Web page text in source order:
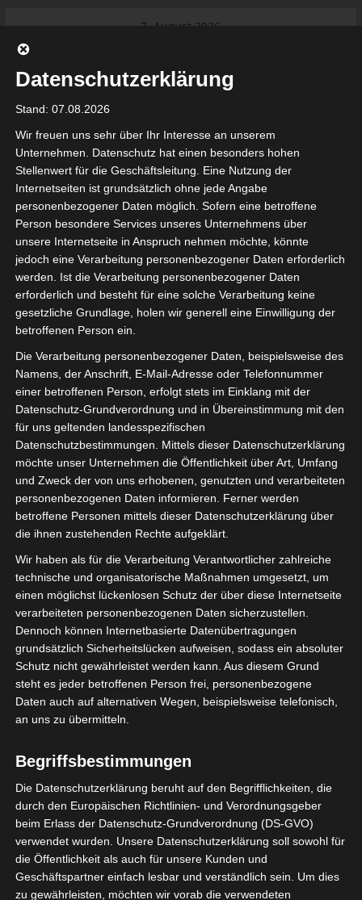
7. August 2026
beginnt am 22. und 23. August
2026 (Update)
Meisterschaft an
Ligue 1 Pro: Spielplan der ersten 15
Spieltage der Saison 2026/2027
Ligue 2 Pro Tunesien 2026/2027 –
Saison beginnt am am 19./20.
September 2026
Internationaler Sportgerichtshof
lehnt Eilverfahren ab – AS Soliman
steuert auf die Ligue 2 zu
tunesienfussball.de
Tunesien Ligafußball
von Google Adsense (Google Ireland Limited, Gordon House, Barrow
Ireland) benötigen wir laut DSGVO Ihre Zustimmung. Es werden seitens
Daten erhoben, verarbeitet und gespeichert. Welche Daten genau
bitte den Datenschutzbedingungen.
Google Adsenseist deaktiviert. ✓ Erlauben Datenschutzbedingungen
Sie befinden sich hier:Startseite»Stade Africain de
Menzel Bourguiba (SAMB) – Astre sportif d’Agareb
22 Feb. 2026-13:00
Meisterschaft Tunesien 2025/2026 - Ligue 2
- Ligue 2 - Gruppe A| Spieltag 18
Halbzeit: 1-0
Stade Africain de
Menzel Bourguiba
(SAMB) 1
Astre sportif
d'Agareb (ASA) 1
ENDERGEBNIS
Stade Azaeiz Jaballah Menzel Bourguiba,
Datenschutzerklärung
Stand: 07.08.2026
Wir freuen uns sehr über Ihr Interesse an unserem
Unternehmen. Datenschutz hat einen besonders hohen
Stellenwert für die Geschäftsleitung. Eine Nutzung der
Internetseiten ist grundsätzlich ohne jede Angabe
personenbezogener Daten möglich. Sofern eine betroffene
Person besondere Services unseres Unternehmens über
unsere Internetseite in Anspruch nehmen möchte, könnte
jedoch eine Verarbeitung personenbezogener Daten erforderlich
werden. Ist die Verarbeitung personenbezogener Daten
erforderlich und besteht für eine solche Verarbeitung keine
gesetzliche Grundlage, holen wir generell eine Einwilligung der
betroffenen Person ein.
Die Verarbeitung personenbezogener Daten, beispielsweise des
Namens, der Anschrift, E-Mail-Adresse oder Telefonnummer
einer betroffenen Person, erfolgt stets im Einklang mit der
Datenschutz-Grundverordnung und in Übereinstimmung mit den
für uns geltenden landesspezifischen
Datenschutzbestimmungen. Mittels dieser Datenschutzerklärung
möchte unser Unternehmen die Öffentlichkeit über Art, Umfang
und Zweck der von uns erhobenen, genutzten und verarbeiteten
personenbezogenen Daten informieren. Ferner werden
betroffene Personen mittels dieser Datenschutzerklärung über
die ihnen zustehenden Rechte aufgeklärt.
Wir haben als für die Verarbeitung Verantwortlicher zahlreiche
technische und organisatorische Maßnahmen umgesetzt, um
einen möglichst lückenlosen Schutz der über diese Internetseite
verarbeiteten personenbezogenen Daten sicherzustellen.
Dennoch können Internetbasierte Datenübertragungen
grundsätzlich Sicherheitslücken aufweisen, sodass ein absoluter
Schutz nicht gewährleistet werden kann. Aus diesem Grund
steht es jeder betroffenen Person frei, personenbezogene
Daten auch auf alternativen Wegen, beispielsweise telefonisch,
an uns zu übermitteln.
Begriffsbestimmungen
Die Datenschutzerklärung beruht auf den Begrifflichkeiten, die
durch den Europäischen Richtlinien- und Verordnungsgeber
beim Erlass der Datenschutz-Grundverordnung (DS-GVO)
verwendet wurden. Unsere Datenschutzerklärung soll sowohl für
die Öffentlichkeit als auch für unsere Kunden und
Geschäftspartner einfach lesbar und verständlich sein. Um dies
zu gewährleisten, möchten wir vorab die verwendeten